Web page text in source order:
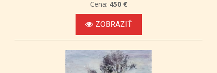
Cena: 450 €
ZOBRAZIŤ